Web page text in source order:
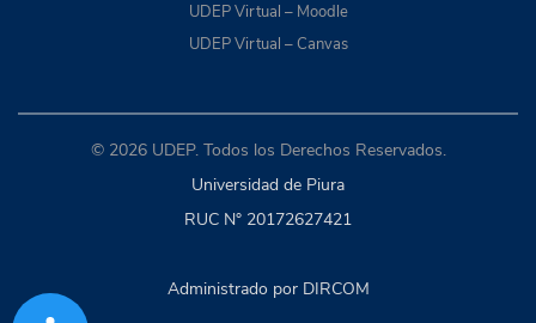
UDEP Virtual – Moodle
UDEP Virtual – Canvas
© 2026 UDEP. Todos los Derechos Reservados.
Universidad de Piura
RUC N° 20172627421
Administrado por DIRCOM